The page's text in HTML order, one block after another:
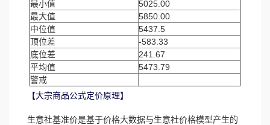
最小值
5025.00
最大值
5850.00
中位值
5437.5
顶位差
-583.33
底位差
241.67
平均值
5473.79
警戒
【大宗商品公式定价原理】
生意社基准价是基于价格大数据与生意社价格模型产生的